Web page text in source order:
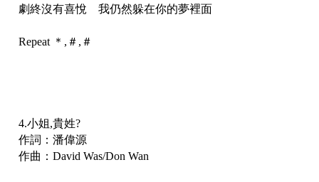
劇終沒有喜悅 我仍然躲在你的夢裡面
Repeat ＊,＃,＃
4.小姐,貴姓?
作詞：潘偉源
作曲：David Was/Don Wan